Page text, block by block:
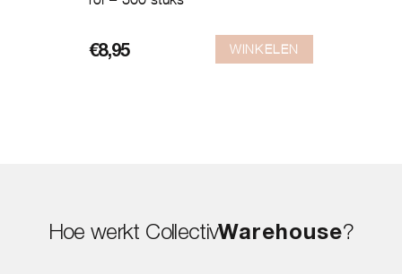
€8,95 WINKELEN
Hoe werkt CollectivWarehouse?